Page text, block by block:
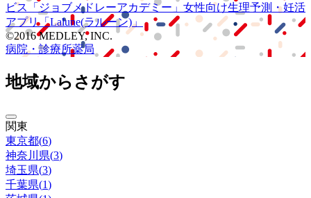
ビス
「ジョブメドレーアカデミー」 女性向け生理予測・妊活
アプリ「Lalune(ラルーン)」
©2016 MEDLEY, INC.
病院・診療所薬局
地域からさがす
関東
東京都(6)
神奈川県(3)
埼玉県(3)
千葉県(1)